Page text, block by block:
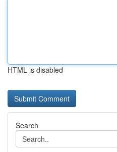
HTML is disabled
Search